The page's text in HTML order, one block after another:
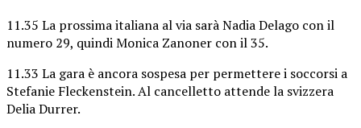
11.35 La prossima italiana al via sarà Nadia Delago con il
numero 29, quindi Monica Zanoner con il 35.
11.33 La gara è ancora sospesa per permettere i soccorsi a
Stefanie Fleckenstein. Al cancelletto attende la svizzera
Delia Durrer.